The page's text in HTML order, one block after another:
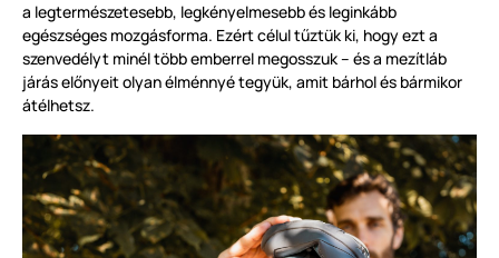
a legtermészetesebb, legkényelmesebb és leginkább
egészséges mozgásforma. Ezért célul tűztük ki, hogy ezt a
szenvedélyt minél több emberrel megosszuk – és a mezítláb
járás előnyeit olyan élménnyé tegyük, amit bárhol és bármikor
átélhetsz.